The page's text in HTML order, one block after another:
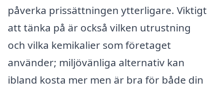
påverka prissättningen ytterligare. Viktigt
att tänka på är också vilken utrustning
och vilka kemikalier som företaget
använder; miljövänliga alternativ kan
ibland kosta mer men är bra för både din